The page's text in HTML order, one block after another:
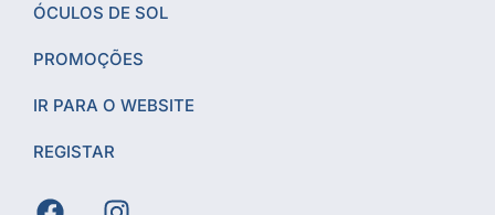
ÓCULOS DE SOL
PROMOÇÕES
IR PARA O WEBSITE
REGISTAR